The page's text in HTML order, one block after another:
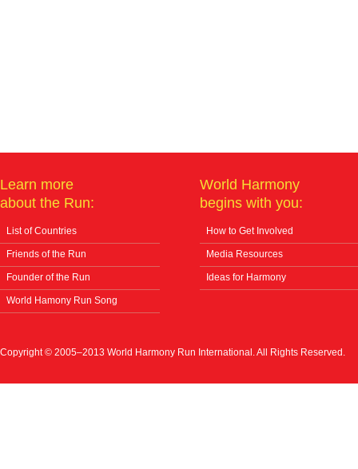
Learn more
about the Run:
List of Countries
Friends of the Run
Founder of the Run
World Hamony Run Song
World Harmony
begins with you:
How to Get Involved
Media Resources
Ideas for Harmony
Copyright © 2005–2013 World Harmony Run International. All Rights Reserved.